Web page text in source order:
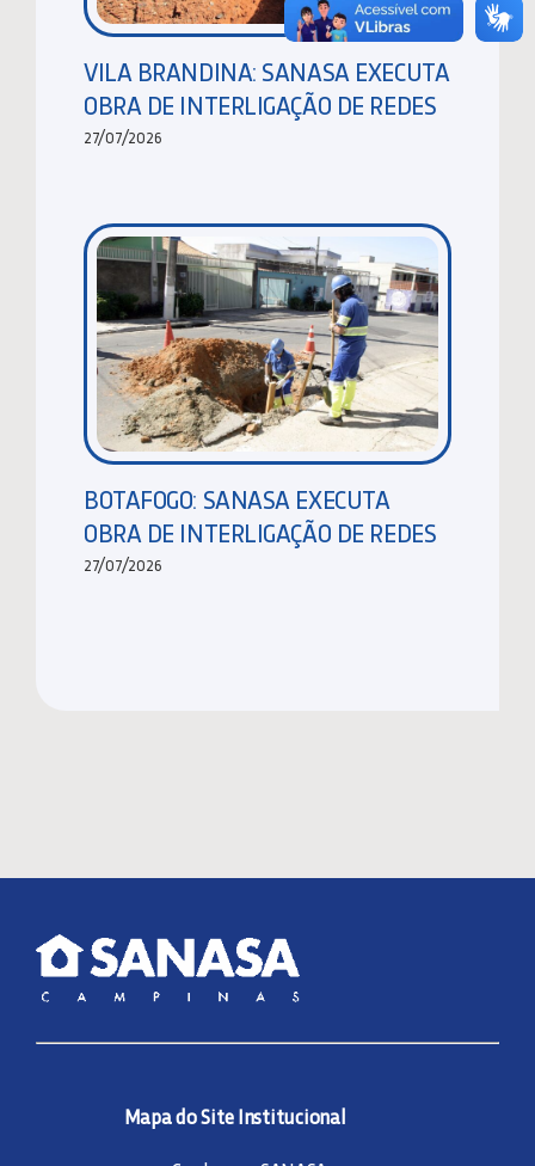
VILA BRANDINA: SANASA EXECUTA
OBRA DE INTERLIGAÇÃO DE REDES
27/07/2026
BOTAFOGO: SANASA EXECUTA
OBRA DE INTERLIGAÇÃO DE REDES
27/07/2026
Mapa do Site Institucional